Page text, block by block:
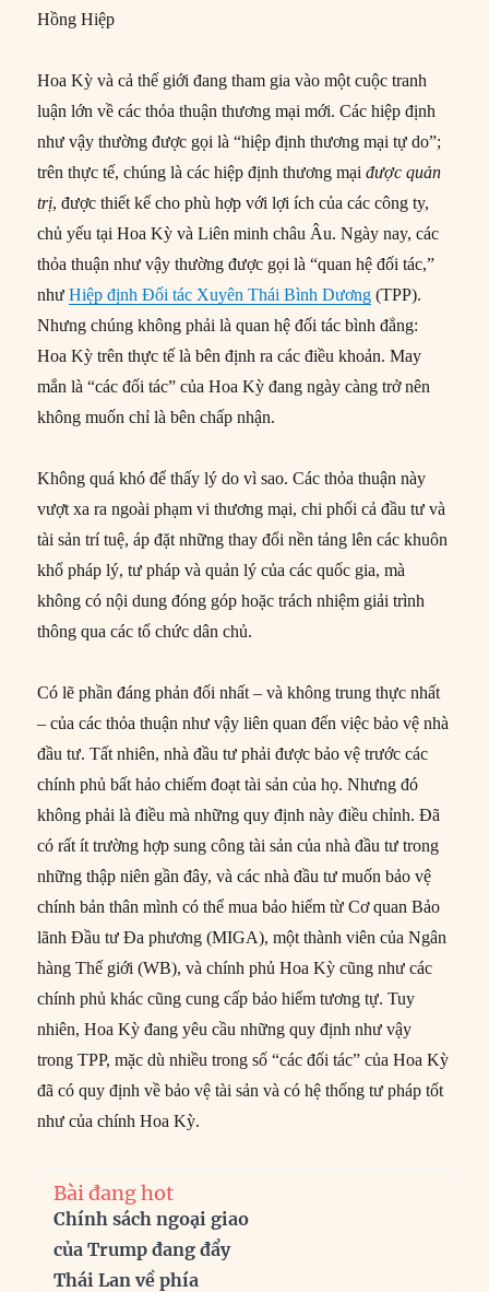
Hồng Hiệp
Hoa Kỳ và cả thế giới đang tham gia vào một cuộc tranh
luận lớn về các thỏa thuận thương mại mới. Các hiệp định
như vậy thường được gọi là “hiệp định thương mại tự do”;
trên thực tế, chúng là các hiệp định thương mạiđược quản
trị, được thiết kế cho phù hợp với lợi ích của các công ty,
chủ yếu tại Hoa Kỳ và Liên minh châu Âu. Ngày nay, các
thỏa thuận như vậy thường được gọi là “quan hệ đối tác,”
nhưHiệp định Đối tác Xuyên Thái Bình Dương (TPP).
Nhưng chúng không phải là quan hệ đối tác bình đẳng:
Hoa Kỳ trên thực tế là bên định ra các điều khoản. May
mắn là “các đối tác” của Hoa Kỳ đang ngày càng trở nên
không muốn chỉ là bên chấp nhận.
Không quá khó để thấy lý do vì sao. Các thỏa thuận này
vượt xa ra ngoài phạm vi thương mại, chi phối cả đầu tư và
tài sản trí tuệ, áp đặt những thay đổi nền tảng lên các khuôn
khổ pháp lý, tư pháp và quản lý của các quốc gia, mà
không có nội dung đóng góp hoặc trách nhiệm giải trình
thông qua các tổ chức dân chủ.
Có lẽ phần đáng phản đối nhất – và không trung thực nhất
– của các thỏa thuận như vậy liên quan đến việc bảo vệ nhà
đầu tư. Tất nhiên, nhà đầu tư phải được bảo vệ trước các
chính phủ bất hảo chiếm đoạt tài sản của họ. Nhưng đó
không phải là điều mà những quy định này điều chỉnh. Đã
có rất ít trường hợp sung công tài sản của nhà đầu tư trong
những thập niên gần đây, và các nhà đầu tư muốn bảo vệ
chính bản thân mình có thể mua bảo hiểm từ Cơ quan Bảo
lãnh Đầu tư Đa phương (MIGA), một thành viên của Ngân
hàng Thế giới (WB), và chính phủ Hoa Kỳ cũng như các
chính phủ khác cũng cung cấp bảo hiểm tương tự. Tuy
nhiên, Hoa Kỳ đang yêu cầu những quy định như vậy
trong TPP, mặc dù nhiều trong số “các đối tác” của Hoa Kỳ
đã có quy định về bảo vệ tài sản và có hệ thống tư pháp tốt
như của chính Hoa Kỳ.
Bài đang hot
Chính sách ngoại giao
của Trump đang đẩy
Thái Lan về phía